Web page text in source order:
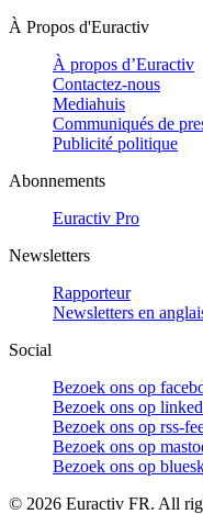
À Propos d'Euractiv
À propos d’Euractiv
Contactez-nous
Mediahuis
Communiqués de
Publicité politique
Abonnements
Euractiv Pro
Newsletters
Rapporteur
Newsletters en
Social
Bezoek ons op
Bezoek ons op
Bezoek ons op rss-
Bezoek ons op
Bezoek ons op
© 2026 Euractiv FR. All